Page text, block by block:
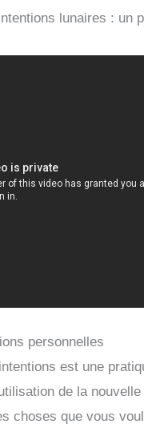
lunaires : un
personnelles
est une
de la
choses que vous